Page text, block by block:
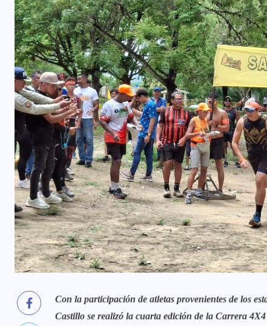
Con la participación de atletas provenientes de los
Castillo se realizó la cuarta edición de la Carrera 4X4